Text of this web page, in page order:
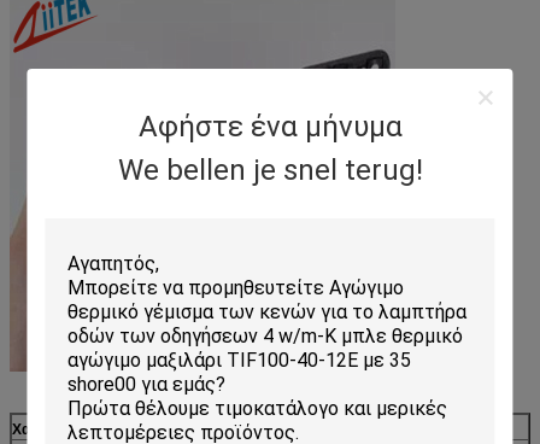
Αφήστε ένα μήνυμα
We bellen je snel terug!
Χαρακτηριστικές ιδιότητες της σειράς TIRTM 300CU